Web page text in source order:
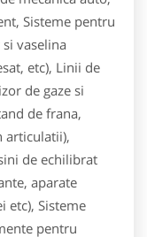
Sisteme pentru
vaselina
etc), Linii de
de gaze si
de frana,
articulatii),
de echilibrat
aparate
etc), Sisteme
pentru